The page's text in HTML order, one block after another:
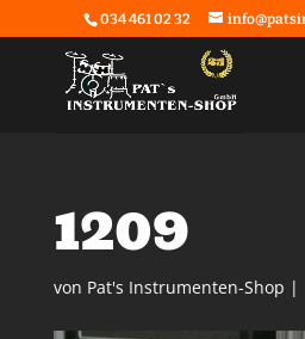
034 461 02 32
1209
von Pat's Instrumenten-Shop |